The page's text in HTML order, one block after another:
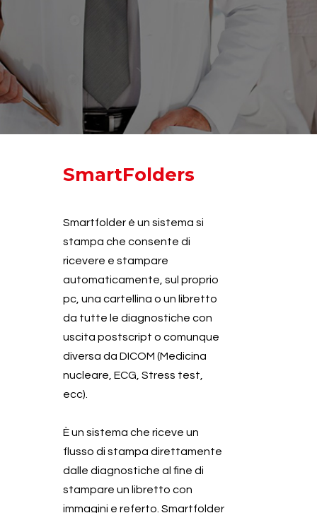
SmartFolders
Smartfolder è un sistema si
stampa che consente di
ricevere e stampare
automaticamente, sul proprio
pc, una cartellina o un libretto
da tutte le diagnostiche con
uscita postscript o comunque
diversa da DICOM (Medicina
nucleare, ECG, Stress test,
ecc).
È un sistema che riceve un
flusso di stampa direttamente
dalle diagnostiche al fine di
stampare un libretto con
immagini e referto. Smartfolder